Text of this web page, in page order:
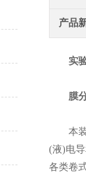
产品
实
膜
本装
(液)电
各类卷